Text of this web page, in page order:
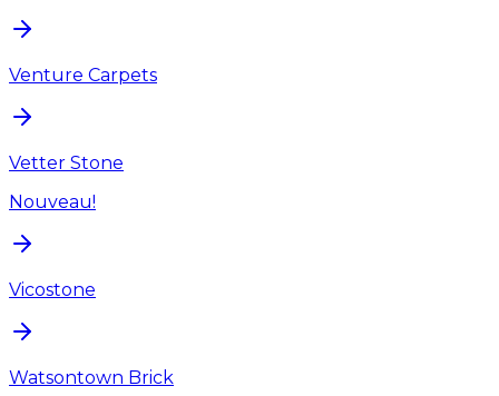
Venture Carpets
Vetter Stone
Nouveau!
Vicostone
Watsontown Brick